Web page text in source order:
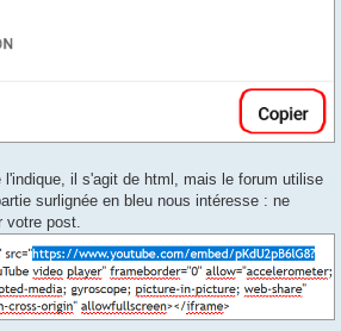
l'indique, il s'agit de html, mais le forum utilise
surlignée en bleu nous intéresse : ne
votre post.